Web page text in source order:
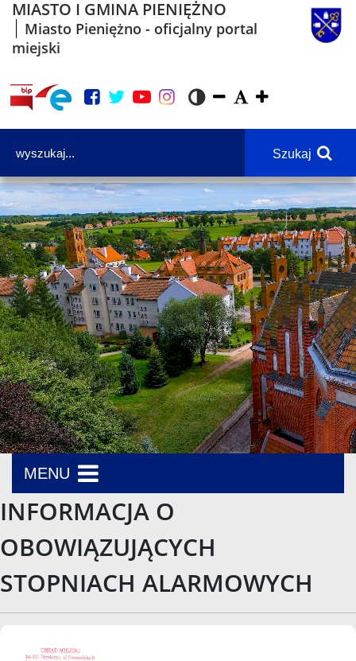
MIASTO I GMINA PIENIĘŻNO
Miasto Pieniężno - oficjalny portal
miejski
Szukaj
MENU
INFORMACJA O
OBOWIĄZUJĄCYCH
STOPNIACH ALARMOWYCH